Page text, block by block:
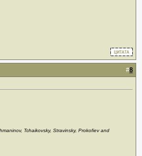
#8
Tchaikovsky, Stravinsky, Prokofiev and